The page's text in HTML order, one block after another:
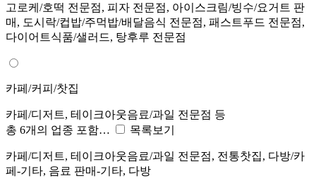
고로케/호떡 전문점, 피자 전문점, 아이스크림/빙수/요거트 판
매, 도시락/컵밥/주먹밥/배달음식 전문점, 패스트푸드 전문점,
다이어트식품/샐러드, 탕후루 전문점
카페/커피/찻집
카페/디저트, 테이크아웃음료/과일 전문점 등
총 6개의 업종 포함…
목록보기
카페/디저트, 테이크아웃음료/과일 전문점, 전통찻집, 다방/카
페-기타, 음료 판매-기타, 다방